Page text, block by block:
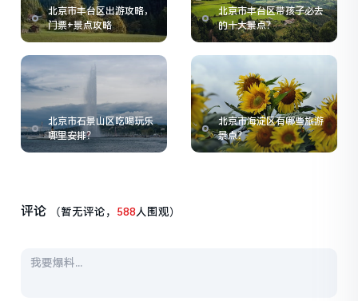
北京市丰台区出游攻略，
门票+景点攻略
北京市丰台区带孩子必去
的十大景点？
北京市石景山区吃喝玩乐
哪里安排？
北京市海淀区有哪些旅游
景点？
评论 （暂无评论， 588人围观）